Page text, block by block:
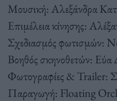
Μουσική: Αλεξάνδρα
Επιμέλεια κίνησης:
Σχεδιασμός φωτισμών:
Βοηθός σκηνοθετών: Εύα
Φωτογραφίες & Trailer:
Παραγωγή: Floating